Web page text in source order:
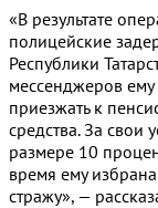
«В результате
полицейские
Республики
мессенджеров ему
приезжать к
средства. За свои
размере 10
время ему
стражу», —